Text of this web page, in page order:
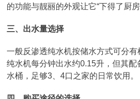
的功能与靓丽的外观让它“下得了厨房
三、出水量选择
一般反渗透纯水机按储水方式可分
纯水机每分钟出水约0.15升，但其配
水桶，足够3、4口之家的日常饮用。